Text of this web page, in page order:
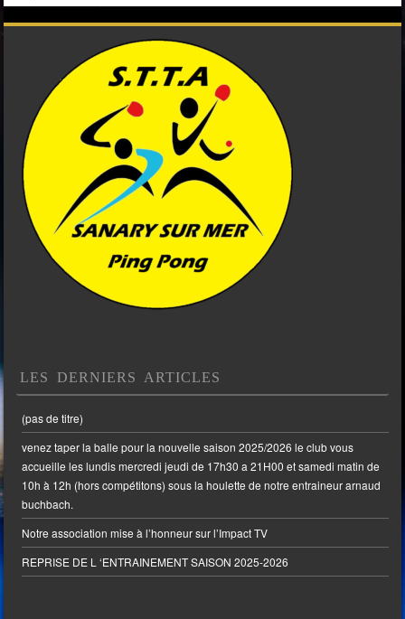
LES DERNIERS ARTICLES
(pas de titre)
venez taper la balle pour la nouvelle saison 2025/2026 le club vous
accueille les lundis mercredi jeudi de 17h30 a 21H00 et samedi matin de
10h à 12h (hors compétitons) sous la houlette de notre entraineur arnaud
buchbach.
Notre association mise à l’honneur sur l’Impact TV
REPRISE DE L ‘ENTRAINEMENT SAISON 2025-2026